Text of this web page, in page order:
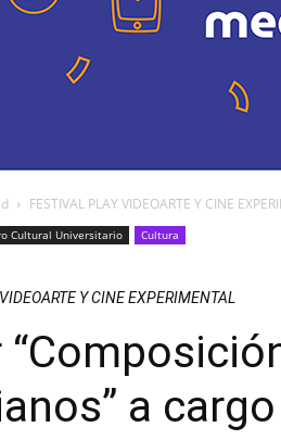
FESTIVAL PLAY VIDEOARTE Y CINE
Cultural Universitario Cultura
Y CINE EXPERIMENTAL
a